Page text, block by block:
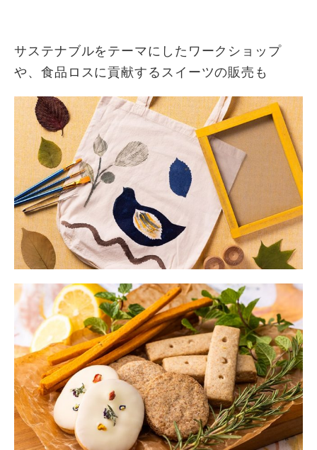
サステナブルをテーマにしたワークショップ
や、食品ロスに貢献するスイーツの販売も